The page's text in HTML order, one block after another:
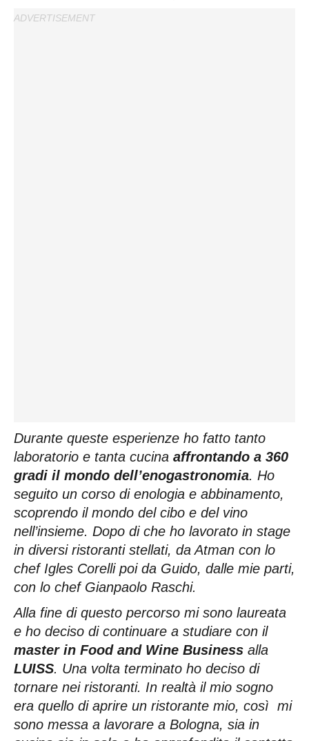
Durante queste esperienze ho fatto tanto
laboratorio e tanta cucina affrontando a 360
gradi il mondo dell’enogastronomia. Ho
seguito un corso di enologia e abbinamento,
scoprendo il mondo del cibo e del vino
nell’insieme. Dopo di che ho lavorato in stage
in diversi ristoranti stellati, da Atman con lo
chef Igles Corelli poi da Guido, dalle mie parti,
con lo chef Gianpaolo Raschi.
Alla fine di questo percorso mi sono laureata
e ho deciso di continuare a studiare con il
master in Food and Wine Business alla
LUISS. Una volta terminato ho deciso di
tornare nei ristoranti. In realtà il mio sogno
era quello di aprire un ristorante mio, così mi
sono messa a lavorare a Bologna, sia in